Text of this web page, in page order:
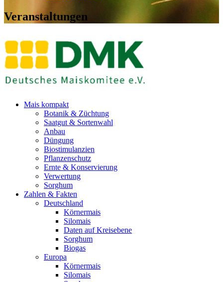
Veranstaltungen
Mais kompakt
Botanik & Züchtung
Saatgut & Sortenwahl
Anbau
Düngung
Biostimulanzien
Pflanzenschutz
Ernte & Konservierung
Verwertung
Sorghum
Zahlen & Fakten
Deutschland
Körnermais
Silomais
Daten auf Kreisebene
Sorghum
Biogas
Europa
Körnermais
Silomais